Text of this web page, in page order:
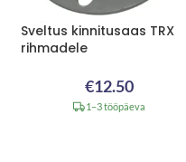
Sveltus kinnitusaas TRX
rihmadele
€12.50
1–3 tööpäeva